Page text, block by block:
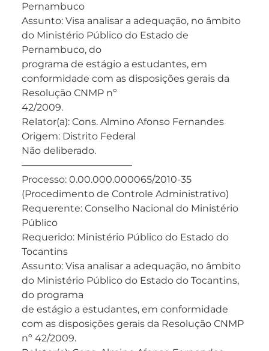
Pernambuco
Assunto: Visa analisar a adequação, no âmbito
do Ministério Público do Estado de
Pernambuco, do
programa de estágio a estudantes, em
conformidade com as disposições gerais da
Resolução CNMP nº
42/2009.
Relator(a): Cons. Almino Afonso Fernandes
Origem: Distrito Federal
Não deliberado.
———————————–
Processo: 0.00.000.000065/2010-35
(Procedimento de Controle Administrativo)
Requerente: Conselho Nacional do Ministério
Público
Requerido: Ministério Público do Estado do
Tocantins
Assunto: Visa analisar a adequação, no âmbito
do Ministério Público do Estado do Tocantins,
do programa
de estágio a estudantes, em conformidade
com as disposições gerais da Resolução CNMP
nº 42/2009.